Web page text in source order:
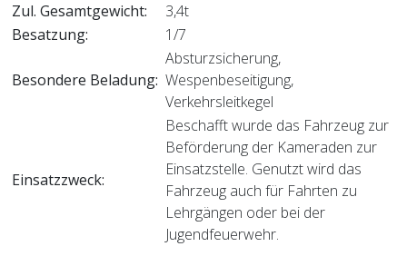
Zul. Gesamtgewicht:
3,4t
Besatzung:
1/7
Besondere Beladung:
Absturzsicherung,
Wespenbeseitigung,
Verkehrsleitkegel
Einsatzzweck:
Beschafft wurde das Fahrzeug zur
Beförderung der Kameraden zur
Einsatzstelle. Genutzt wird das
Fahrzeug auch für Fahrten zu
Lehrgängen oder bei der
Jugendfeuerwehr.